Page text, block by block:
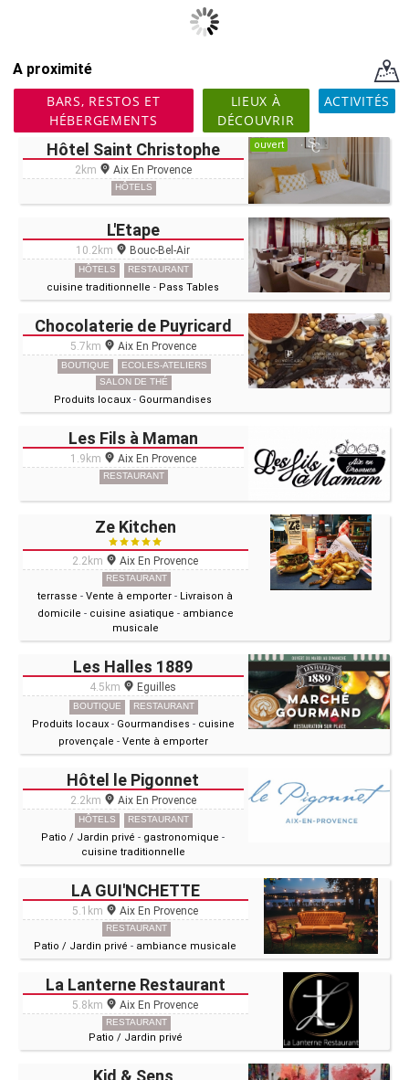
A proximité
BARS, RESTOS ET
HÉBERGEMENTS
LIEUX À
DÉCOUVRIR
ACTIVITÉS
Hôtel Saint Christophe
2km Aix En Provence
HÔTELS
ouvert
L'Etape
10.2km Bouc-Bel-Air
HÔTELS RESTAURANT
cuisine traditionnelle - Pass Tables
Chocolaterie de Puyricard
5.7km Aix En Provence
BOUTIQUE
ECOLES-ATELIERS
SALON DE THÉ
Produits locaux - Gourmandises
Les Fils à Maman
1.9km Aix En Provence
RESTAURANT
Ze Kitchen
2.2km Aix En Provence
RESTAURANT
terrasse -Vente à emporter - Livraison à
domicile - cuisine asiatique - ambiance
musicale
Les Halles 1889
4.5km Eguilles
BOUTIQUE RESTAURANT
Produits locaux - Gourmandises - cuisine
provençale - Vente à emporter
Hôtel le Pigonnet
2.2km Aix En Provence
HÔTELS RESTAURANT
Patio / Jardin privé - gastronomique -
cuisine traditionnelle
LA GUI'NCHETTE
5.1km Aix En Provence
RESTAURANT
Patio / Jardin privé - ambiance musicale
La Lanterne Restaurant
5.8km Aix En Provence
RESTAURANT
Patio / Jardin privé
Kid & Sens